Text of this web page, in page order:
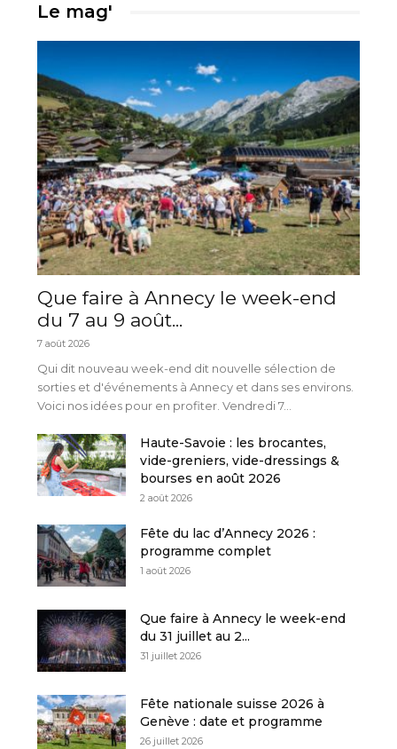
Le mag'
Que faire à Annecy le week-end
du 7 au 9 août...
7 août 2026
Qui dit nouveau week-end dit nouvelle sélection de
sorties et d'événements à Annecy et dans ses environs.
Voici nos idées pour en profiter. Vendredi 7...
Haute-Savoie : les brocantes,
vide-greniers, vide-dressings &
bourses en août 2026
2 août 2026
Fête du lac d’Annecy 2026 :
programme complet
1 août 2026
Que faire à Annecy le week-end
du 31 juillet au 2...
31 juillet 2026
Fête nationale suisse 2026 à
Genève : date et programme
26 juillet 2026